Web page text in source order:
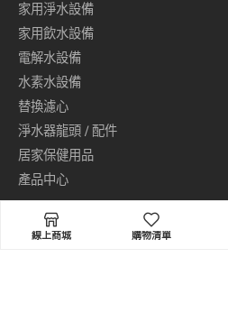
家用淨水設備
家用飲水設備
電解水設備
水素水設備
替換濾心
淨水器龍頭 / 配件
居家保健用品
產品中心
普德家電事業集團／普德飲水機
線上商城 購物清單